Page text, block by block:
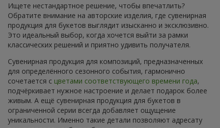
Ищете нестандартное решение, чтобы впечатлить?
Обратите внимание на авторские изделия, где сувенирная
продукция для букетов выглядит изысканно и эксклюзивно.
Это идеальный выбор, когда хочется выйти за рамки
классических решений и приятно удивить получателя.
Сувенирная продукция для композиций, предназначенных
для определённого сезонного события, гармонично
сочетается с цветами соответствующего времени года,
подчёркивает нужное настроение и делает подарок более
живым. А ещё сувенирная продукция для букетов в
ограниченной серии всегда добавляет ощущение
уникальности. Именно такие детали позволяют адресату